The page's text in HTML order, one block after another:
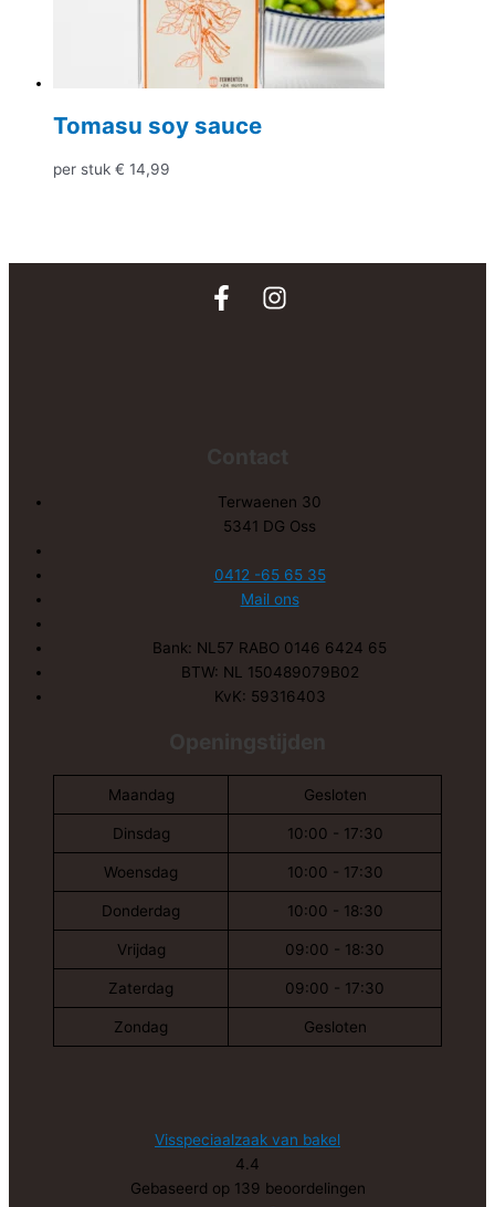
Tomasu soy sauce
per stuk € 14,99
Terwaenen 30
5341 DG Oss
0412 -65 65 35
Mail ons
Bank: NL57 RABO 0146 6424 65
BTW: NL 150489079B02
KvK: 59316403
Maandag Gesloten
Dinsdag 10:00 - 17:30
Woensdag 10:00 - 17:30
Donderdag 10:00 - 18:30
Vrijdag 09:00 - 18:30
Zaterdag 09:00 - 17:30
Zondag Gesloten
Visspeciaalzaak van bakel
4.4
Gebaseerd op 139 beoordelingen